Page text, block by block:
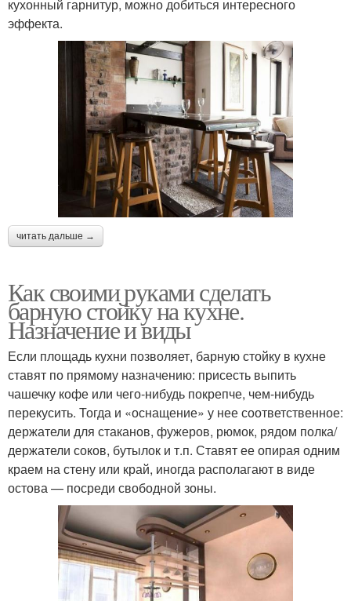
кухонный гарнитур, можно добиться интересного
эффекта.
читать дальше →
Как своими руками сделать
барную стойку на кухне.
Назначение и виды
Если площадь кухни позволяет, барную стойку в кухне
ставят по прямому назначению: присесть выпить
чашечку кофе или чего-нибудь покрепче, чем-нибудь
перекусить. Тогда и «оснащение» у нее соответственное:
держатели для стаканов, фужеров, рюмок, рядом полка/
держатели соков, бутылок и т.п. Ставят ее опирая одним
краем на стену или край, иногда располагают в виде
остова — посреди свободной зоны.